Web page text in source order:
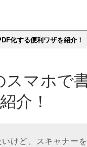
化する便利ワザを紹介！
スマホで
介！
けど、スキャナー